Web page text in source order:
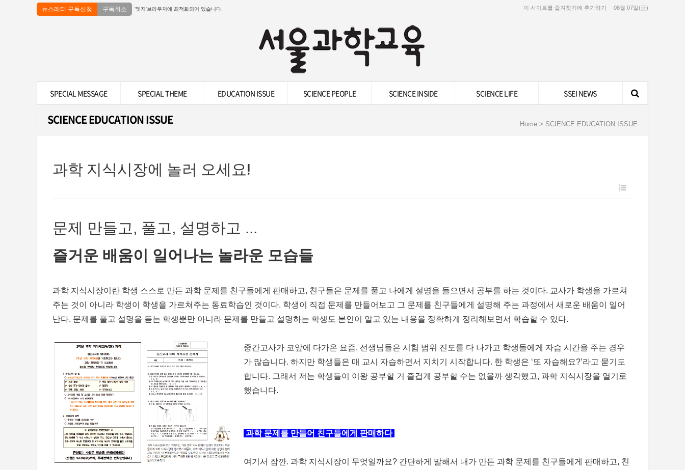
뉴스레터 구독신청 구독취소 '엣지'브라우저에 최적화되어 있습니다. 이 사이트를 즐겨찾기에 추가하기 08월 07일(금)
SPECIAL MESSAGE SPECIAL THEME EDUCATION ISSUE SCIENCE PEOPLE SCIENCE INSIDE SCIENCE LIFE SSEI NEWS
SCIENCE EDUCATION ISSUE Home > SCIENCE EDUCATION ISSUE
과학 지식시장에 놀러 오세요!
문제 만들고, 풀고, 설명하고 ...
즐거운 배움이 일어나는 놀라운 모습들
과학 지식시장이란 학생 스스로 만든 과학 문제를 친구들에게 판매하고, 친구들은 문제를 풀고 나에게 설명을 들으면서 공부를 하는 것이다. 교사가 학생을 가르쳐
주는 것이 아니라 학생이 학생을 가르쳐주는 동료학습인 것이다. 학생이 직접 문제를 만들어보고 그 문제를 친구들에게 설명해 주는 과정에서 새로운 배움이 일어
난다. 문제를 풀고 설명을 듣는 학생뿐만 아니라 문제를 만들고 설명하는 학생도 본인이 알고 있는 내용을 정확하게 정리해보면서 학습할 수 있다.
중간고사가 코앞에 다가온 요즘, 선생님들은 시험 범위 진도를 다 나가고 학생들에게 자습 시간을 주는 경우
가 많습니다. 하지만 학생들은 매 교시 자습하면서 지치기 시작합니다. 한 학생은 ‘또 자습해요?’라고 묻기도
합니다. 그래서 저는 학생들이 이왕 공부할 거 즐겁게 공부할 수는 없을까 생각했고, 과학 지식시장을 열기로
했습니다.
과학 문제를 만들어 친구들에게 판매하다
여기서 잠깐. 과학 지식시장이 무엇일까요? 간단하게 말해서 내가 만든 과학 문제를 친구들에게 판매하고, 친